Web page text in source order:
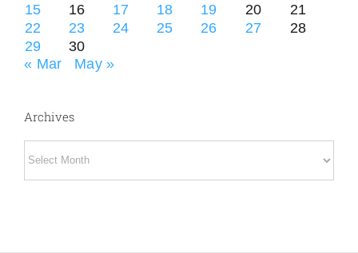
15
16 17 18 19 20
21
22
23 24 25 26 27
28
29
30
« Mar
May »
Archives